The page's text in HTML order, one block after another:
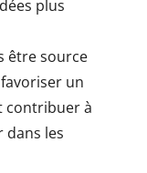
plus
être source
un
contribuer à
dans les